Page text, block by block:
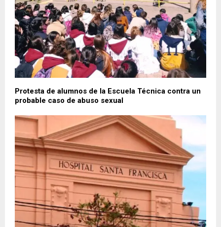
Protesta de alumnos de la Escuela Técnica contra un
probable caso de abuso sexual